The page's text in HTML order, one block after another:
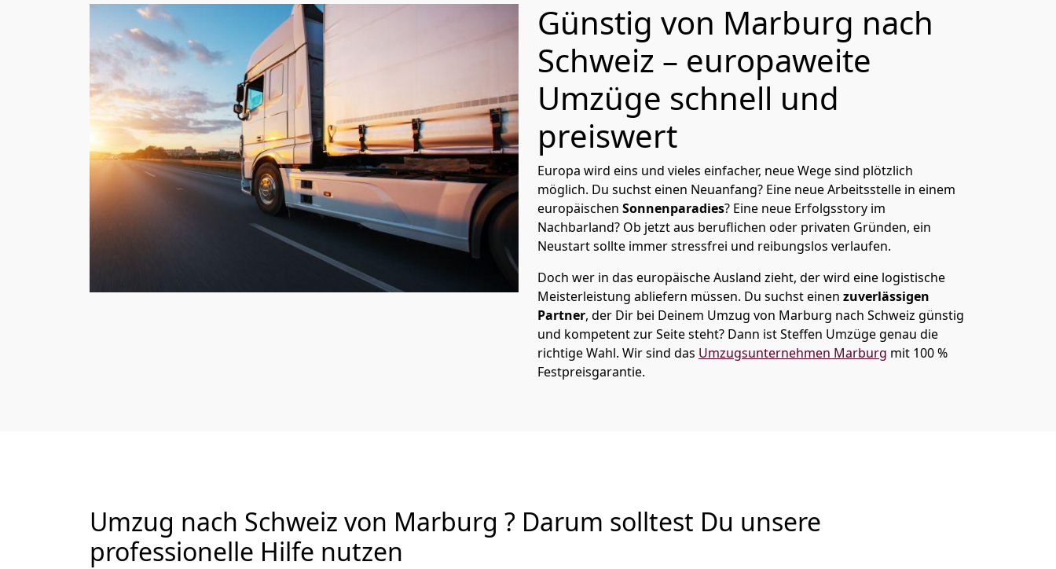
Günstig von Marburg nach
Schweiz – europaweite
Umzüge schnell und
preiswert
Europa wird eins und vieles einfacher, neue Wege sind plötzlich
möglich. Du suchst einen Neuanfang? Eine neue Arbeitsstelle in einem
europäischen Sonnenparadies? Eine neue Erfolgsstory im
Nachbarland? Ob jetzt aus beruflichen oder privaten Gründen, ein
Neustart sollte immer stressfrei und reibungslos verlaufen.
Doch wer in das europäische Ausland zieht, der wird eine logistische
Meisterleistung abliefern müssen. Du suchst einen zuverlässigen
Partner, der Dir bei Deinem Umzug von Marburg nach Schweiz günstig
und kompetent zur Seite steht? Dann istSteffen Umzügegenau die
richtige Wahl. Wir sind das Umzugsunternehmen Marburg mit 100 %
Festpreisgarantie.
Umzug nach Schweiz von Marburg ? Darum solltest Du unsere
professionelle Hilfe nutzen